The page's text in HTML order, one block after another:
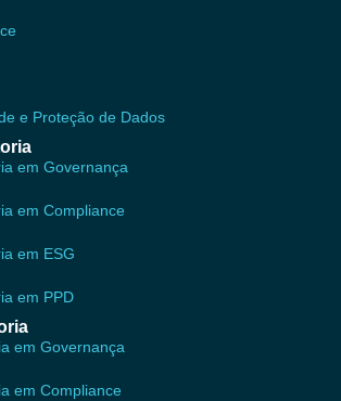
e Proteção de Dados
em Governança
em Compliance
em ESG
em PPD
em Governança
em Compliance